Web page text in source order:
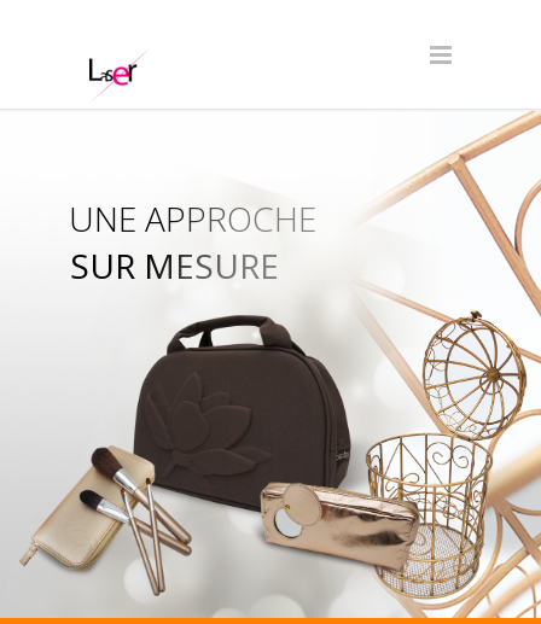
SUR MESURE
UNE APPROCHE